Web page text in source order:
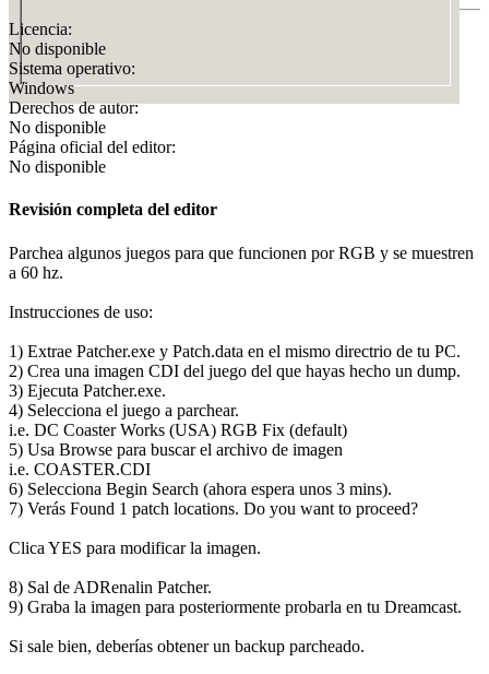
Licencia:
No disponible
Sistema operativo:
Windows
Derechos de autor:
No disponible
Página oficial del editor:
No disponible
Revisión completa del editor
Parchea algunos juegos para que funcionen por RGB y se muestren
a 60 hz.
Instrucciones de uso:
1) Extrae Patcher.exe y Patch.data en el mismo directrio de tu PC.
2) Crea una imagen CDI del juego del que hayas hecho un dump.
3) Ejecuta Patcher.exe.
4) Selecciona el juego a parchear.
i.e. DC Coaster Works (USA) RGB Fix (default)
5) Usa Browse para buscar el archivo de imagen
i.e. COASTER.CDI
6) Selecciona Begin Search (ahora espera unos 3 mins).
7) Verás Found 1 patch locations. Do you want to proceed?
Clica YES para modificar la imagen.
8) Sal de ADRenalin Patcher.
9) Graba la imagen para posteriormente probarla en tu Dreamcast.
Si sale bien, deberías obtener un backup parcheado.